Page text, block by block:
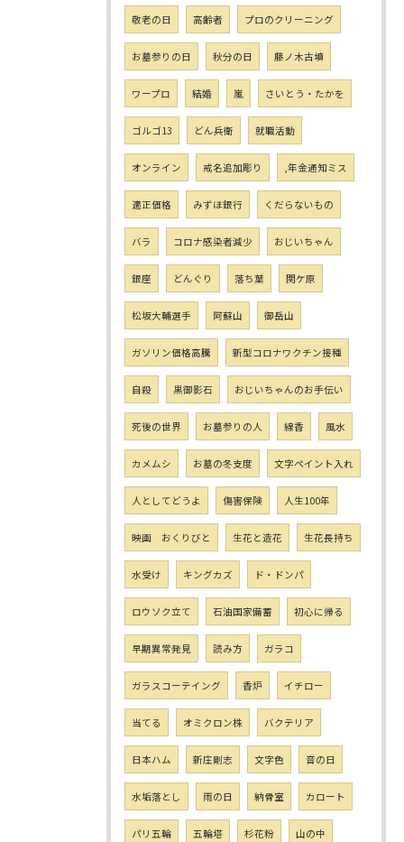
敬老の日 高齢者 プロのクリーニング
お墓参りの日 秋分の日 藤ノ木古墳
ワープロ 結婚 嵐 さいとう・たかを
ゴルゴ13 どん兵衛 就職活動
オンライン 戒名追加彫り ,年金通知ミス
適正価格 みずほ銀行 くだらないもの
バラ コロナ感染者減少 おじいちゃん
銀座 どんぐり 落ち葉 関ケ原
松坂大輔選手 阿蘇山 御岳山
ガソリン価格高騰 新型コロナワクチン接種
自殺 黒御影石 おじいちゃんのお手伝い
死後の世界 お墓参りの人 線香 風水
カメムシ お墓の冬支度 文字ペイント入れ
人としてどうよ 傷害保険 人生100年
映画 おくりびと 生花と造花 生花長持ち
水受け キングカズ ド・ドンパ
ロウソク立て 石油国家備蓄 初心に帰る
早期異常発見 読み方 ガラコ
ガラスコーテイング 香炉 イチロー
当てる オミクロン株 バクテリア
日本ハム 新庄剛志 文字色 音の日
水垢落とし 雨の日 納骨室 カロート
パリ五輪 五輪塔 杉花粉 山の中